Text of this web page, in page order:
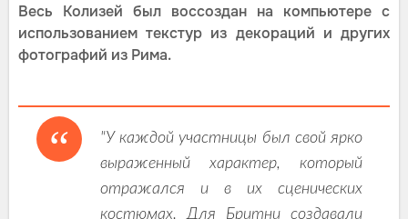
Весь Колизей был воссоздан на компьютере с
использованием текстур из декораций и других
фотографий из Рима.
"У каждой участницы был свой ярко
выраженный характер, который
отражался и в их сценических
костюмах. Для Бритни создавали